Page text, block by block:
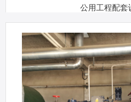
公用工程配套